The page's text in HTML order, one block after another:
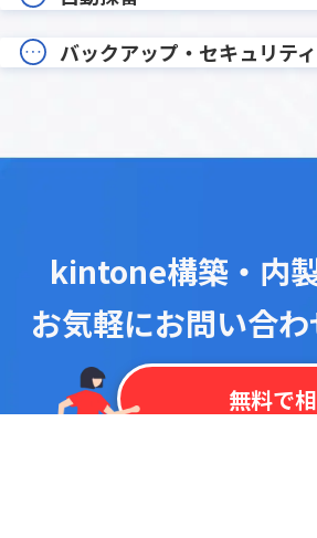
バックアップ・セキュリティ
kintone構築・内
お気軽にお問い合
無料で
今なら
最